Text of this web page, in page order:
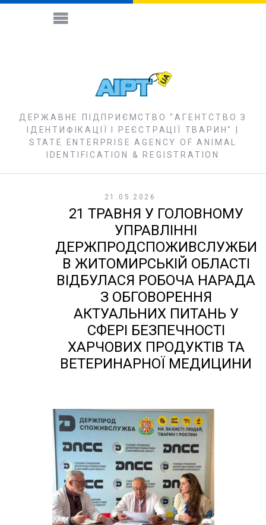
ДЕРЖАВНЕ ПІДПРИЄМСТВО "АГЕНТСТВО З
ІДЕНТИФІКАЦІЇ І РЕЄСТРАЦІЇ ТВАРИН" |
STATE ENTERPRISE AGENCY OF ANIMAL
IDENTIFICATION & REGISTRATION
21.05.2026
21 ТРАВНЯ У ГОЛОВНОМУ
УПРАВЛІННІ
ДЕРЖПРОДСПОЖИВСЛУЖБИ
В ЖИТОМИРСЬКІЙ ОБЛАСТІ
ВІДБУЛАСЯ РОБОЧА НАРАДА
З ОБГОВОРЕННЯ
АКТУАЛЬНИХ ПИТАНЬ У
СФЕРІ БЕЗПЕЧНОСТІ
ХАРЧОВИХ ПРОДУКТІВ ТА
ВЕТЕРИНАРНОЇ МЕДИЦИНИ